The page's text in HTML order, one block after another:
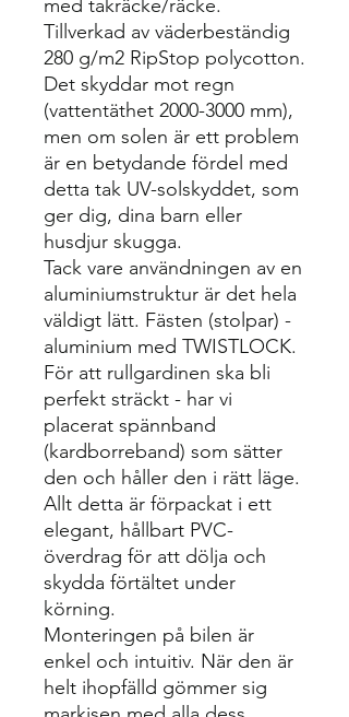
med takräcke/räcke.
Tillverkad av väderbeständig
280 g/m2 RipStop polycotton.
Det skyddar mot regn
(vattentäthet 2000-3000 mm),
men om solen är ett problem
är en betydande fördel med
detta tak UV-solskyddet, som
ger dig, dina barn eller
husdjur skugga.
Tack vare användningen av en
aluminiumstruktur är det hela
väldigt lätt. Fästen (stolpar) -
aluminium med TWISTLOCK.
För att rullgardinen ska bli
perfekt sträckt - har vi
placerat spännband
(kardborreband) som sätter
den och håller den i rätt läge.
Allt detta är förpackat i ett
elegant, hållbart PVC-
överdrag för att dölja och
skydda förtältet under
körning.
Monteringen på bilen är
enkel och intuitiv. När den är
helt ihopfälld gömmer sig